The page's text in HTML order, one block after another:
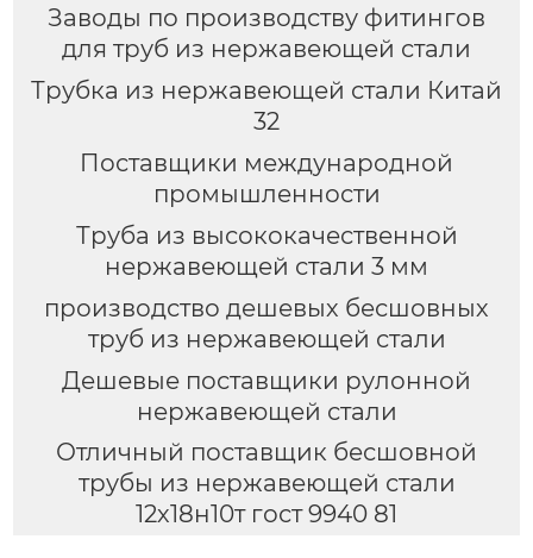
Заводы по производству фитингов
для труб из нержавеющей стали
Трубка из нержавеющей стали Китай
32
Поставщики международной
промышленности
Труба из высококачественной
нержавеющей стали 3 мм
производство дешевых бесшовных
труб из нержавеющей стали
Дешевые поставщики рулонной
нержавеющей стали
Отличный поставщик бесшовной
трубы из нержавеющей стали
12х18н10т гост 9940 81